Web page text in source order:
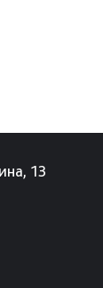
13